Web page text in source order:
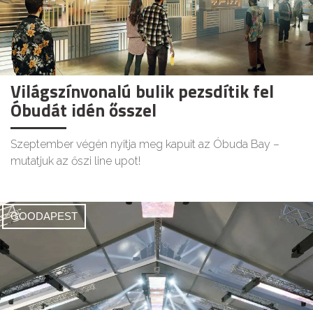
Világszínvonalú bulik pezsdítik fel
Óbudát idén ősszel
Szeptember végén nyitja meg kapuit az Óbuda Bay –
mutatjuk az őszi line upot!
GOODAPEST